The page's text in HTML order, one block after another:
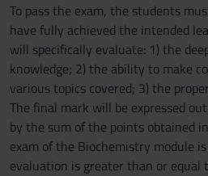
To pass the exam, the students
have fully achieved the intended
will specifically evaluate: 1) the
knowledge; 2) the ability to make
various topics covered; 3) the
The final mark will be expressed
by the sum of the points obtained
exam of the Biochemistry module
evaluation is greater than or equal